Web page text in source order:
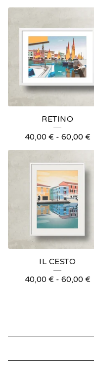
RETINO
40,00 € - 60,00 €
IL CESTO
40,00 € - 60,00 €